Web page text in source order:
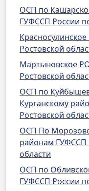
ОСП по
ГУФССП России
Ростовской
Мартыновское
Ростовской
ОСП по
Курганскому
Ростовской
ОСП По
районам ГУФССП
области
ОСП по
ГУФССП России